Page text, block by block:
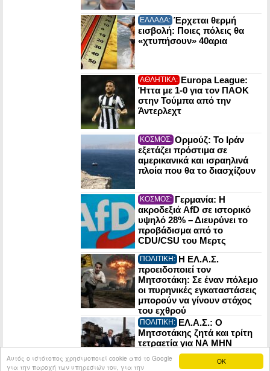
OK
Αυτός ο ιστότοπος χρησιμοποιεί cookie από το Google
για την παροχή των υπηρεσιών του, για την
ΕΛΛΑΔΑ: Έρχεται θερμή
εισβολή: Ποιες πόλεις θα
«χτυπήσουν» 40αρια
ΑΘΛΗΤΙΚΑ: Europa League:
Ήττα με 1-0 για τον ΠΑΟΚ
στην Τούμπα από την
Άντερλεχτ
ΚΟΣΜΟΣ: Ορμούζ: Το Ιράν
εξετάζει πρόστιμα σε
αμερικανικά και ισραηλινά
πλοία που θα το διασχίζουν
ΚΟΣΜΟΣ: Γερμανία: Η
ακροδεξιά AfD σε ιστορικό
υψηλό 28% – Διευρύνει το
προβάδισμα από το
CDU/CSU του Μερτς
ΠΟΛΙΤΙΚΗ: Η ΕΛ.Α.Σ.
προειδοποιεί τον
Μητσοτάκη: Σε έναν πόλεμο
οι πυρηνικές εγκαταστάσεις
μπορούν να γίνουν στόχος
του εχθρού
ΠΟΛΙΤΙΚΗ: ΕΛ.Α.Σ.: Ο
Μητσοτάκης ζητά και τρίτη
τετραετία για ΝΑ ΜΗΝ
ΚΑΝΕΙ τίποτα! – Τα ψέματά
του για τη βιομηχανία